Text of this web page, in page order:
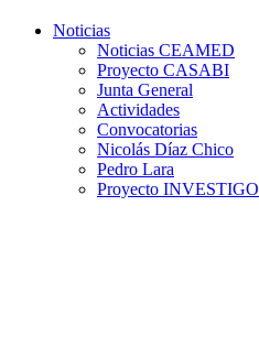
Noticias
Noticias CEAMED
Proyecto CASABI
Junta General
Actividades
Convocatorias
Nicolás Díaz Chico
Pedro Lara
Proyecto INVESTIGO